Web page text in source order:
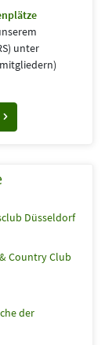
unter
Düsseldorf
Country Club
der